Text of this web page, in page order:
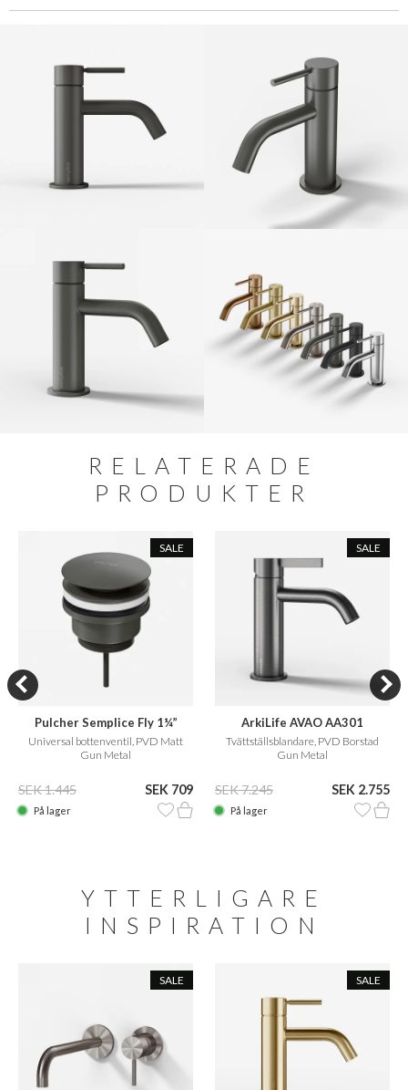
RELATERADE
PRODUKTER
SALE
Pulcher Semplice Fly 1¼”
Universal bottenventil, PVD Matt
Gun Metal
SEK 1.445 SEK 709
På lager
SALE
ArkiLife AVAO AA301
Tvättställsblandare, PVD Borstad
Gun Metal
SEK 7.245 SEK 2.755
På lager
YTTERLIGARE
INSPIRATION
SALE SALE